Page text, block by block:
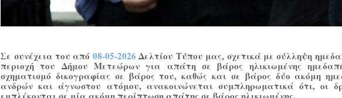
Σε συνέχεια του από 08-05-2026Δελτίου Τύπου μας, σχετικά με σύλληψη
περιοχή του Δήμου Μετεώρων για απάτη σε βάρος ηλικιωμένης
σχηματισμό δικογραφίας σε βάρος του, καθώς και σε βάρος δύο ακόμη
ανδρών και άγνωστου ατόμου, ανακοινώνεται συμπληρωματικά ότι, οι